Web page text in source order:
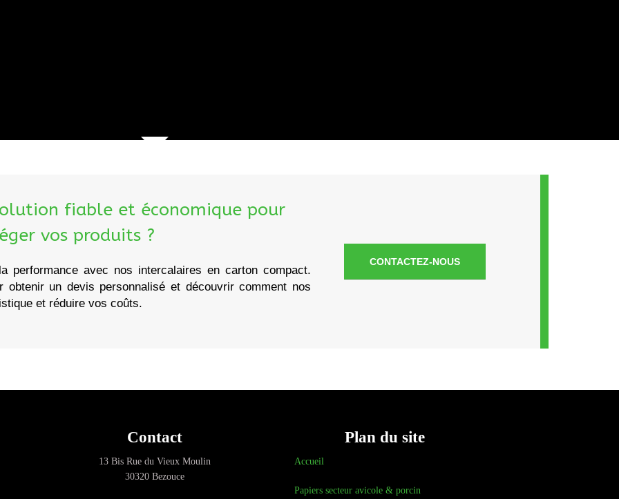
fiable et économique pour
vos produits ?
avec nos intercalaires en carton compact.
obtenir un devis personnalisé et découvrir comment nos
et réduire vos coûts.
CONTACTEZ-NOUS
Contact
13 Bis Rue du Vieux Moulin
30320 Bezouce
Plan du site
Accueil
Papiers secteur avicole & porcin